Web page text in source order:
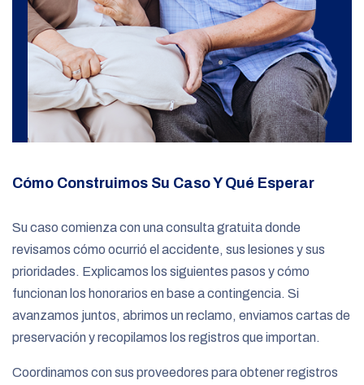
Cómo Construimos Su Caso Y Qué Esperar
Su caso comienza con una consulta gratuita donde
revisamos cómo ocurrió el accidente, sus lesiones y sus
prioridades. Explicamos los siguientes pasos y cómo
funcionan los honorarios en base a contingencia. Si
avanzamos juntos, abrimos un reclamo, enviamos cartas de
preservación y recopilamos los registros que importan.
Coordinamos con sus proveedores para obtener registros